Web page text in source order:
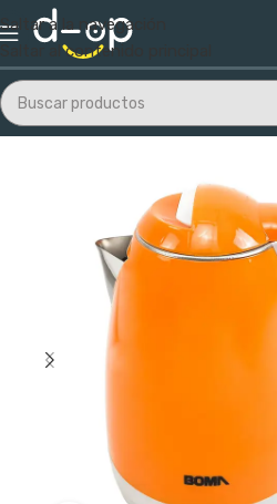
Saltar a la navegación
Saltar al contenido principal
Inicio/Electrodomésticos/Cocina